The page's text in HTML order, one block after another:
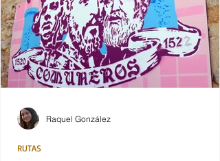
RUTAS
Raquel González